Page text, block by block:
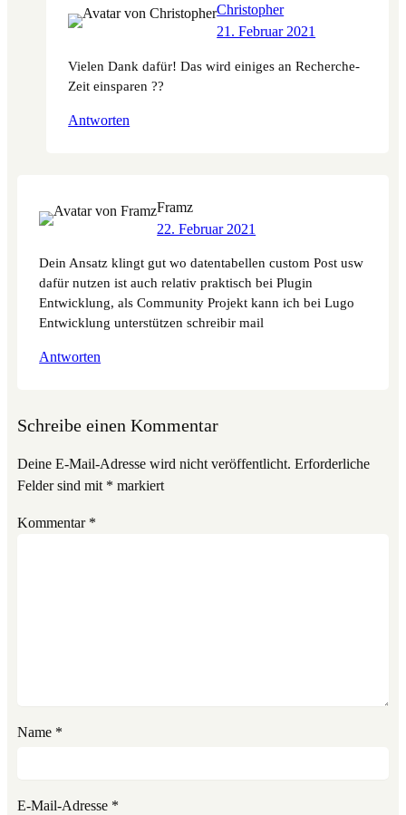
Christopher
21. Februar 2021
Vielen Dank dafür! Das wird einiges an Re­cher­che-
Zeit einsparen ??
Antworten
Framz
22. Februar 2021
Dein Ansatz klingt gut wo datentabellen custom Post usw
dafür nutzen ist auch relativ praktisch bei Plugin
Entwicklung, als Community Projekt kann ich bei Lugo
Entwicklung unterstützen schreibir mail
Antworten
Schreibe einen Kommentar
Deine E-Mail-Adresse wird nicht veröffentlicht. Erforderliche
Felder sind mit * markiert
Kommentar *
Name *
E-Mail-Adresse *